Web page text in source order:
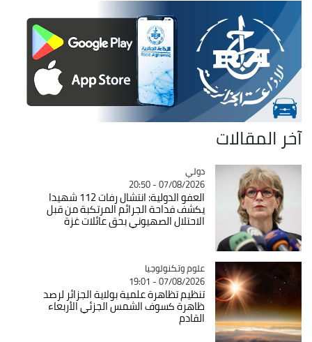
آخر المقالات
Catégorie
دولي
07/08/2026 - 20:50
العفو الدولية: انتشال رفات 112 شهيدا
يكشف فداحة الجرائم المرتكبة من قبل
الاحتلال الصهيوني بحق عائلات غزة
Catégorie
علوم وتكنولوجيا
07/08/2026 - 19:01
تنظيم تظاهرة علمية بولاية الجزائر لرصد
ظاهرة كسوف الشمس الجزئي الأربعاء
القادم